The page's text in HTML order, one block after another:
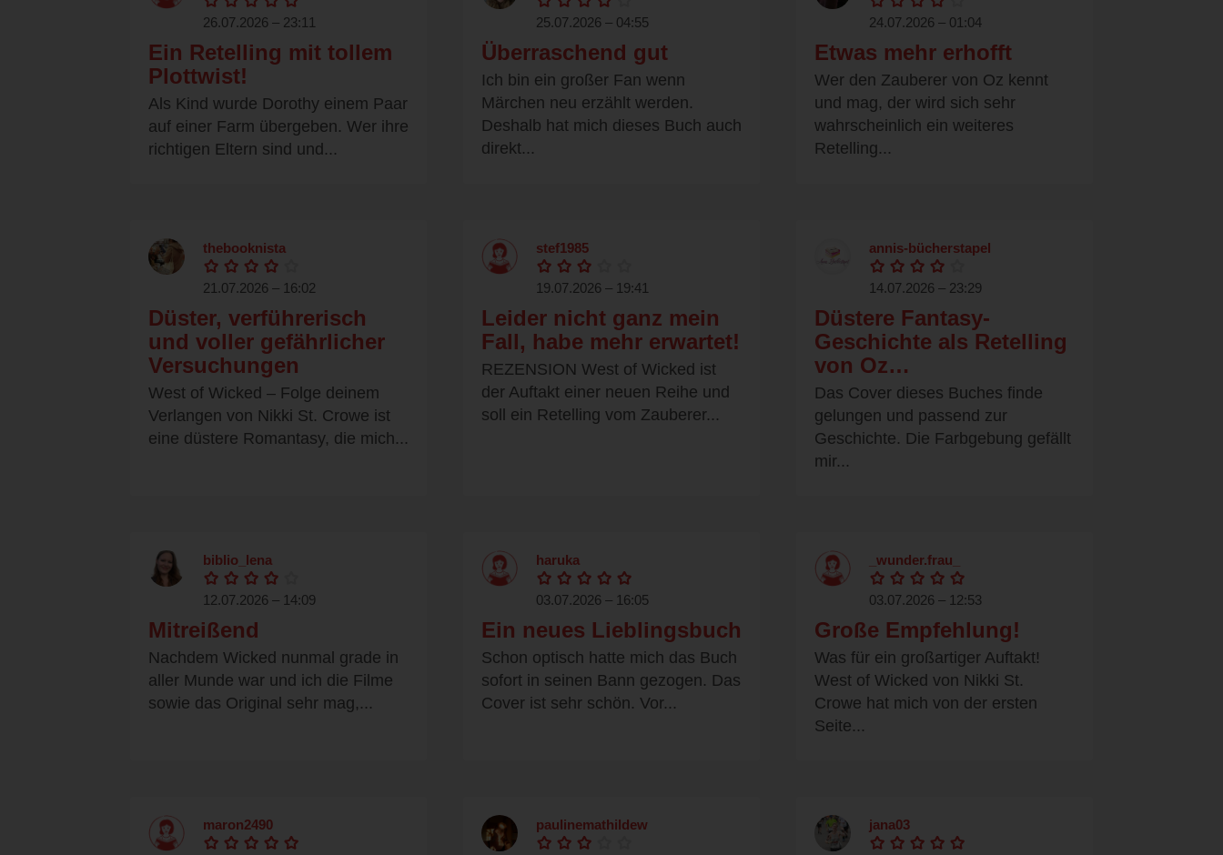
26.07.2026 – 23:11
Ein Retelling mit tollem
Plottwist!
Als Kind wurde Dorothy einem Paar
auf einer Farm übergeben. Wer ihre
richtigen Eltern sind und...
25.07.2026 – 04:55
Überraschend gut
Ich bin ein großer Fan wenn
Märchen neu erzählt werden.
Deshalb hat mich dieses Buch auch
direkt...
24.07.2026 – 01:04
Etwas mehr erhofft
Wer den Zauberer von Oz kennt
und mag, der wird sich sehr
wahrscheinlich ein weiteres
Retelling...
thebooknista
21.07.2026 – 16:02
Düster, verführerisch
und voller gefährlicher
Versuchungen
West of Wicked – Folge deinem
Verlangen von Nikki St. Crowe ist
eine düstere Romantasy, die mich...
stef1985
19.07.2026 – 19:41
Leider nicht ganz mein
Fall, habe mehr erwartet!
REZENSION West of Wicked ist
der Auftakt einer neuen Reihe und
soll ein Retelling vom Zauberer...
annis-bücherstapel
14.07.2026 – 23:29
Düstere Fantasy-
Geschichte als Retelling
von Oz…
Das Cover dieses Buches finde
gelungen und passend zur
Geschichte. Die Farbgebung gefällt
mir...
biblio_lena
12.07.2026 – 14:09
Mitreißend
Nachdem Wicked nunmal grade in
aller Munde war und ich die Filme
sowie das Original sehr mag,...
haruka
03.07.2026 – 16:05
Ein neues Lieblingsbuch
Schon optisch hatte mich das Buch
sofort in seinen Bann gezogen. Das
Cover ist sehr schön. Vor...
_wunder.frau_
03.07.2026 – 12:53
Große Empfehlung!
Was für ein großartiger Auftakt!
West of Wicked von Nikki St.
Crowe hat mich von der ersten
Seite...
maron2490 paulinemathildew jana03